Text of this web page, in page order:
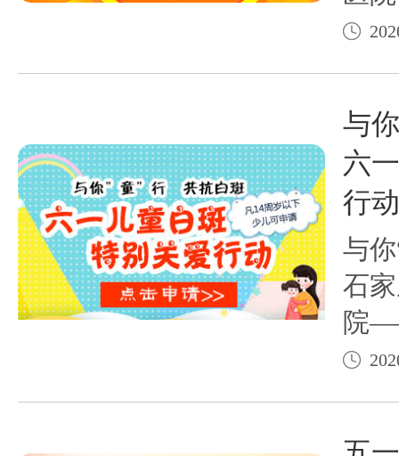
抗
动
早
与
六
行动
与
石
院
关